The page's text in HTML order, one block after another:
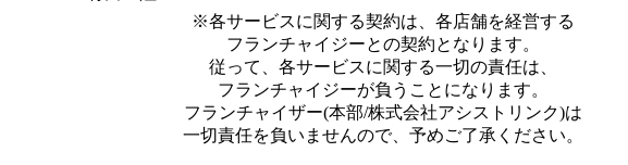
※各サービスに関する契約は、各店舗を経営する
フランチャイジーとの契約となります。
従って、各サービスに関する一切の責任は、
フランチャイジーが負うことになります。
フランチャイザー(本部/株式会社アシストリンク)は
一切責任を負いませんので、予めご了承ください。